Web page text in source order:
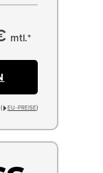
mtl.*
EU−PREISE)